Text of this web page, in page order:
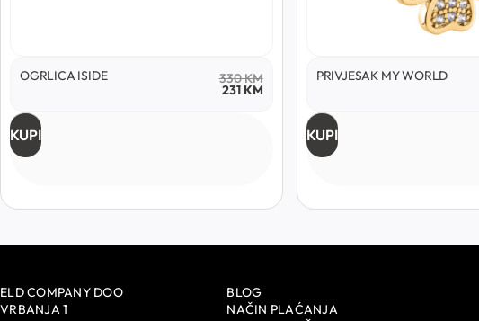
OGRLICA ISIDE 330KM
231 KM
KUPI
PRIVJESAK MY WORLD
KUPI
ELD COMPANY DOO
VRBANJA 1
BLOG
NAČIN PLAĆANJA